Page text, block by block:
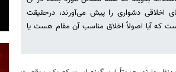
اخلاقی دشواری را پیش می‌آورند، درحقیقت
که آیا اصولاً اخلاق مناسب آن مقام هست یا